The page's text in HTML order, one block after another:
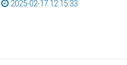
2025-02-17 12:15:33